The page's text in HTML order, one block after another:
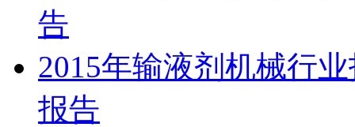
告
2015年输液剂机械行
报告